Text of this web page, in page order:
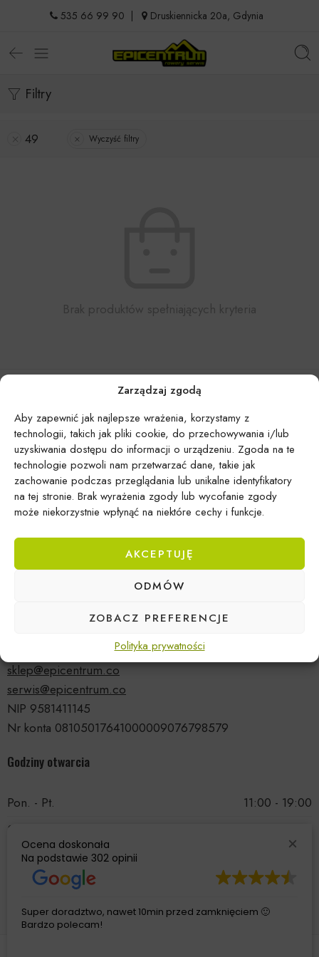
Zarządzaj zgodą
Aby zapewnić jak najlepsze wrażenia, korzystamy z
technologii, takich jak pliki cookie, do przechowywania i/lub
uzyskiwania dostępu do informacji o urządzeniu. Zgoda na te
technologie pozwoli nam przetwarzać dane, takie jak
zachowanie podczas przeglądania lub unikalne identyfikatory
na tej stronie. Brak wyrażenia zgody lub wycofanie zgody
może niekorzystnie wpłynąć na niektóre cechy i funkcje.
AKCEPTUJĘ
ODMÓW
ZOBACZ PREFERENCJE
Polityka prywatności
535 66 99 90 Druskiennicka 20a, Gdynia
Filtry
49 Wyczyść filtry
Brak produktów spełniających kryteria
Epicentrum Gdynia Wielki Kack
ul. Druskiennicka 20a
sklep@epicentrum.co
serwis@epicentrum.co
NIP 9581411145
Nr konta 08105017641000009076798579
Godziny otwarcia
Pon. - Pt.
11:00 - 19:00
Sobota
Niedziela
Ocena doskonała
Na podstawie 302 opinii
Super doradztwo, nawet 10min przed zamknięciem 🙂
Bardzo polecam!